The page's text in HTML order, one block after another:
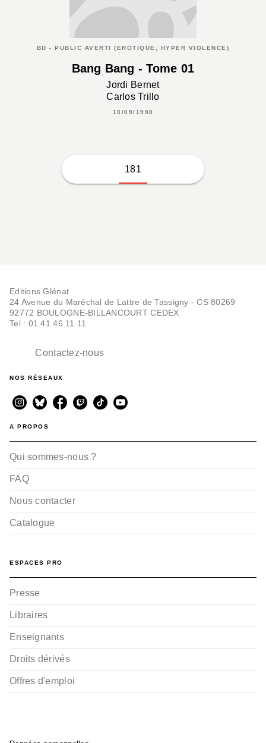
BD - PUBLIC AVERTI (EROTIQUE, HYPER VIOLENCE)
Bang Bang - Tome 01
Jordi Bernet
Carlos Trillo
10/09/1998
181
Editions Glénat
24 Avenue du Maréchal de Lattre de Tassigny - CS 80269
92772 BOULOGNE-BILLANCOURT CEDEX
Tel : 01.41.46.11.11
Contactez-nous
NOS RÉSEAUX
A PROPOS
Qui sommes-nous ?
FAQ
Nous contacter
Catalogue
ESPACES PRO
Presse
Libraires
Enseignants
Droits dérivés
Offres d'emploi